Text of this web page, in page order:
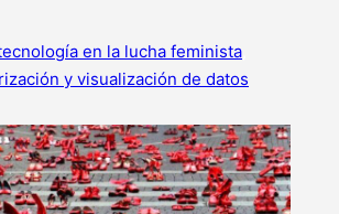
en la lucha feminista
y visualización de datos